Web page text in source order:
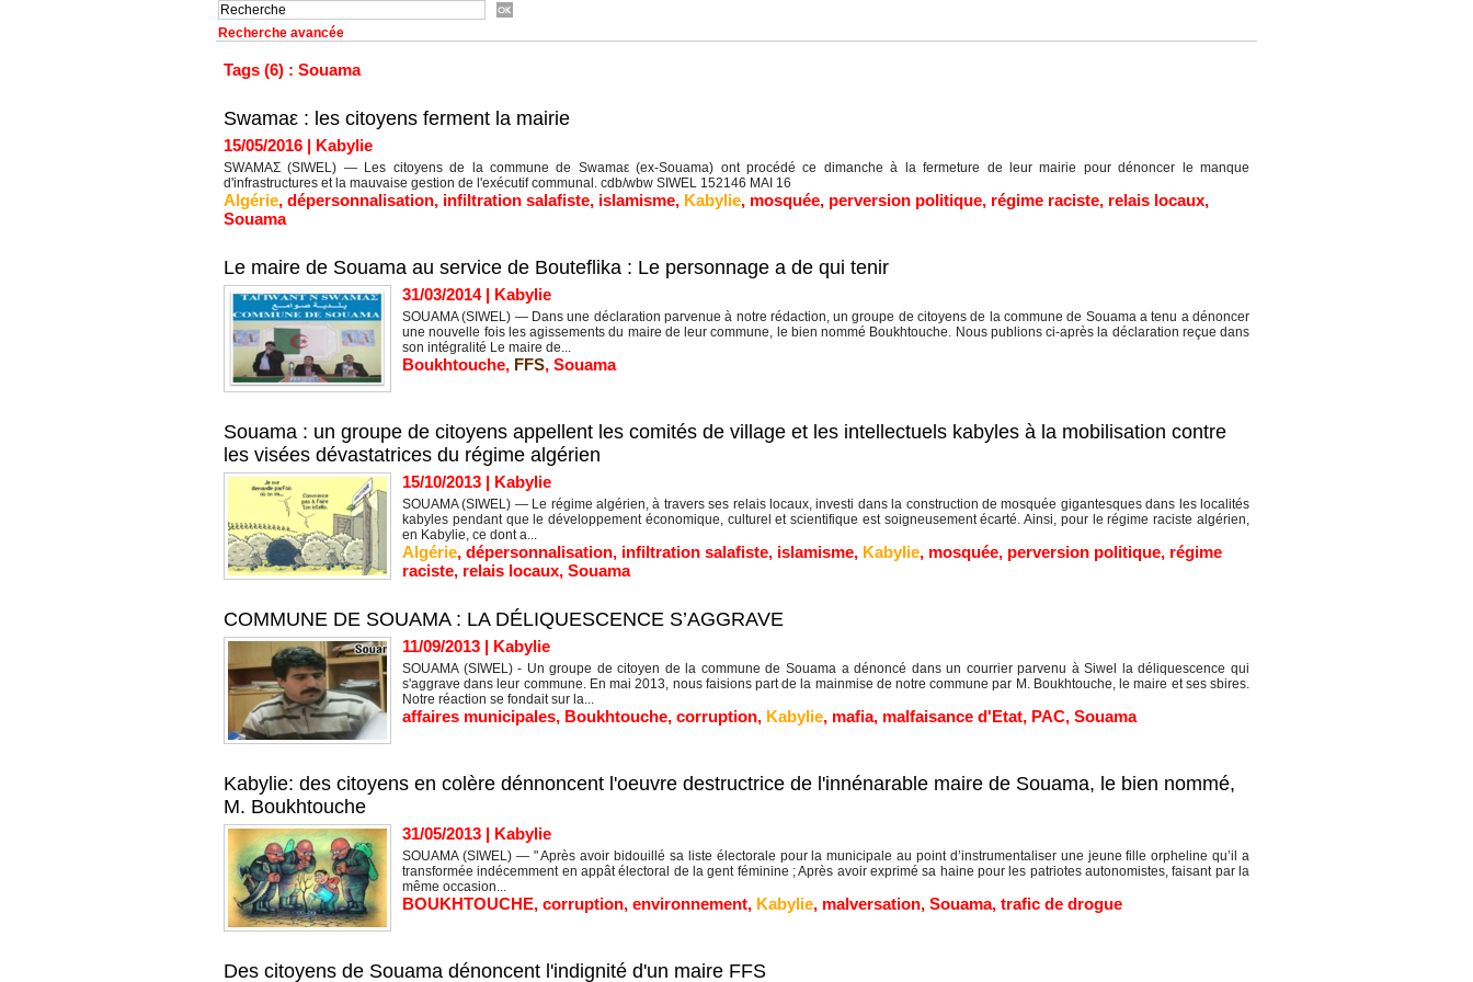
Recherche avancée
Tags (6) : Souama
Swamaε : les citoyens ferment la mairie
15/05/2016 | Kabylie
SWAMAΣ (SIWEL) — Les citoyens de la commune de Swamaε (ex-Souama) ont procédé ce dimanche à la fermeture de leur mairie pour dénoncer le manque
d'infrastructures et la mauvaise gestion de l'exécutif communal. cdb/wbw SIWEL 152146 MAI 16
Algérie, dépersonnalisation, infiltration salafiste, islamisme, Kabylie, mosquée, perversion politique, régime raciste, relais locaux,
Souama
Le maire de Souama au service de Bouteflika : Le personnage a de qui tenir
31/03/2014| Kabylie
SOUAMA (SIWEL) — Dans une déclaration parvenue à notre rédaction, un groupe de citoyens de la commune de Souama a tenu a dénoncer
une nouvelle fois les agissements du maire de leur commune, le bien nommé Boukhtouche. Nous publions ci-après la déclaration reçue dans
son intégralité Le maire de...
Boukhtouche, FFS, Souama
Souama : un groupe de citoyens appellent les comités de village et les intellectuels kabyles à la mobilisation contre
les visées dévastatrices du régime algérien
15/10/2013 | Kabylie
SOUAMA (SIWEL) — Le régime algérien, à travers ses relais locaux, investi dans la construction de mosquée gigantesques dans les localités
kabyles pendant que le développement économique, culturel et scientifique est soigneusement écarté. Ainsi, pour le régime raciste algérien,
en Kabylie, ce dont a...
Algérie, dépersonnalisation, infiltration salafiste, islamisme, Kabylie, mosquée, perversion politique, régime
raciste, relais locaux, Souama
COMMUNE DE SOUAMA : LA DÉLIQUESCENCE S’AGGRAVE
11/09/2013 | Kabylie
SOUAMA (SIWEL) - Un groupe de citoyen de la commune de Souama a dénoncé dans un courrier parvenu à Siwel la déliquescence qui
s'aggrave dans leur commune. En mai 2013, nous faisions part de la mainmise de notre commune par M. Boukhtouche, le maire et ses sbires.
Notre réaction se fondait sur la...
affaires municipales, Boukhtouche, corruption, Kabylie, mafia, malfaisance d'Etat, PAC, Souama
Kabylie: des citoyens en colère dénnoncent l'oeuvre destructrice de l'innénarable maire de Souama, le bien nommé,
M. Boukhtouche
31/05/2013 | Kabylie
SOUAMA (SIWEL) — " Après avoir bidouillé sa liste électorale pour la municipale au point d’instrumentaliser une jeune fille orpheline qu’il a
transformée indécemment en appât électoral de la gent féminine ; Après avoir exprimé sa haine pour les patriotes autonomistes, faisant par la
même occasion...
BOUKHTOUCHE, corruption, environnement, Kabylie, malversation, Souama, trafic de drogue
Des citoyens de Souama dénoncent l'indignité d'un maire FFS